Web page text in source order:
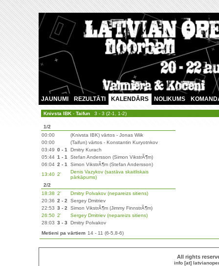
JAUNUMI REZULTĀTI KALENDĀRS NOLIKUMS
Knivsta IBK- Taifun3 - 3 (2-1, 1-2)
1/2
00:00
(Knivsta IBK) vārtos - Jonas Wiik
00:00
(Taifun) vārtos - Konstantin Kuryotnkov
03:49 0 - 1
Dmitry Kurach
05:44 1 - 1
Stefan Andersson (Simon VikstrÃ¶m)
06:04 2 - 1
Simon VikstrÃ¶m (Stefan Andersson)
13:40 2'
Denis Vazykov (sastāva skaitliskais
pārkāpums)
2/2
18:38 2'
Dmitry Polvakov (nepareizs sitiens)
20:36 2 - 2
Sergey Dmitriev
22:53 3 - 2
Simon VikstrÃ¶m (Jimmy FinnstrÃ¶m)
26:50 2'
Sergey Dmitriev (nepareizs sitiens)
28:03 3 - 3
Dmitry Polvakov
Metieni pa vārtiem 14 - 11 (6-5,8-6)
All rights
info [at]